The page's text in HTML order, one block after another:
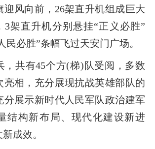
迎风向前，26架直升机组成巨大
3架直升机分别悬挂“正义必胜”
民必胜”条幅飞过天安门广场。
共有45个方(梯)队受阅，多数
亮相，充分展现抗战英雄部队的
分展示新时代人民军队政治建军
结构新布局、现代化建设新进
成效。